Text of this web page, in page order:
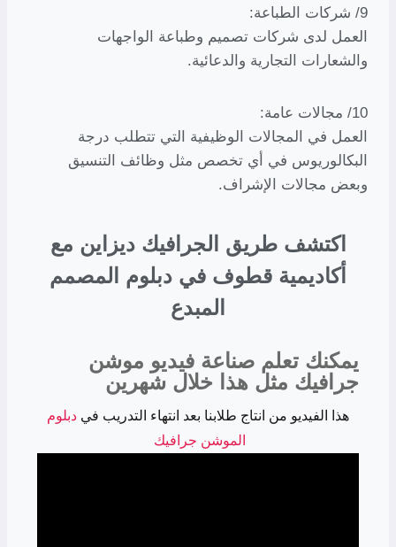
9/ شركات الطباعة:
العمل لدى شركات تصميم وطباعة الواجهات
والشعارات التجارية والدعائية.
10/ مجالات عامة:
العمل في المجالات الوظيفية التي تتطلب درجة
البكالوريوس في أي تخصص مثل وظائف التنسيق
وبعض مجالات الإشراف.
اكتشف طريق الجرافيك ديزاين مع
أكاديمية قطوف في دبلوم المصمم
المبدع
يمكنك تعلم صناعة فيديو موشن
جرافيك مثل هذا خلال شهرين​
هذا الفيديو من انتاج طلابنا بعد انتهاء التدريب في دبلوم
الموشن جرافيك